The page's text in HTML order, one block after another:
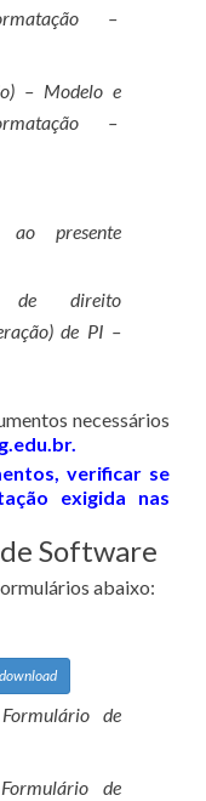
–
– Modelo e
–
ao presente
de direito
de PI –
necessários
.
verificar se
exigida nas
Software
abaixo:
download
de
de